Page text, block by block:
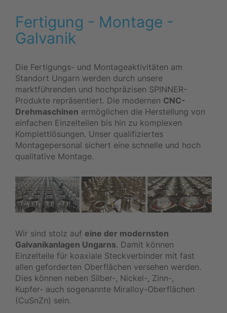
Fertigung - Montage -
Galvanik
Die Fertigungs- und Montageaktivitäten am
Standort Ungarn werden durch unsere
marktführenden und hochpräzisen SPINNER-
Produkte repräsentiert. Die modernen CNC-
Drehmaschinen ermöglichen die Herstellung von
einfachen Einzelteilen bis hin zu komplexen
Komplettlösungen. Unser qualifiziertes
Montagepersonal sichert eine schnelle und hoch
qualitative Montage.
Wir sind stolz auf eine der modernsten
Galvanikanlagen Ungarns. Damit können
Einzelteile für koaxiale Steckverbinder mit fast
allen geforderten Oberflächen versehen werden.
Dies können neben Silber-, Nickel-, Zinn-,
Kupfer- auch sogenannte Miralloy-Oberflächen
(CuSnZn) sein.